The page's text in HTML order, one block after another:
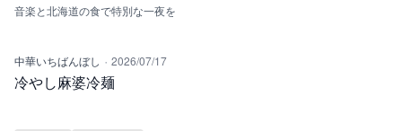
音楽と北海道の食で特別な一夜を
中華いちばんぼし · 2026/07/17
冷やし麻婆冷麺